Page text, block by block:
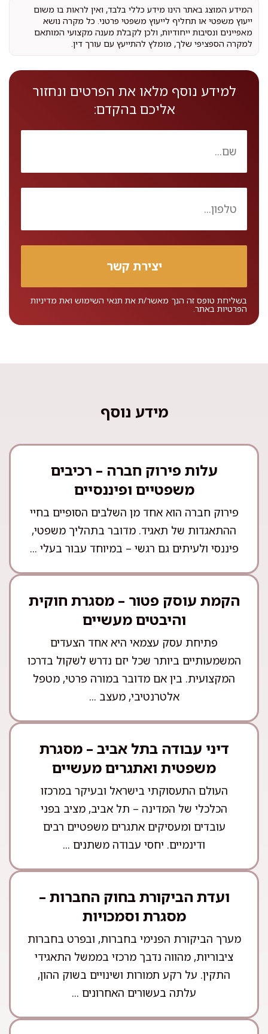
המידע המוצג באתר הינו מידע כללי בלבד, ואין לראות בו משום
ייעוץ משפטי או תחליף לייעוץ משפטי פרטני. כל מקרה נושא
מאפיינים ונסיבות ייחודיות, ולכן לקבלת מענה מקצועי המותאם
למקרה הספציפי שלך, מומלץ להתייעץ עם עורך דין.
למידע נוסף מלאו את הפרטים ונחזור
אליכם בהקדם:
בשליחת טופס זה הנך מאשר/ת את תנאי השימוש ואת מדיניות
הפרטיות באתר.
מידע נוסף
עלות פירוק חברה – רכיבים
משפטיים ופיננסיים
פירוק חברה הוא אחד מן השלבים הסופיים בחיי
ההתאגדות של תאגיד. מדובר בתהליך משפטי,
פיננסי ולעיתים גם רגשי – במיוחד עבור בעלי ...
הקמת עוסק פטור – מסגרת חוקית
והיבטים מעשיים
פתיחת עסק עצמאי היא אחד הצעדים
המשמעותיים ביותר שכל יזם נדרש לשקול בדרכו
המקצועית. בין אם מדובר במורה פרטי, מטפל
אלטרנטיבי, מעצב ...
דיני עבודה בתל אביב – מסגרת
משפטית ואתגרים מעשיים
העולם התעסוקתי בישראל ובעיקר במרכזו
הכלכלי של המדינה – תל אביב, מציב בפני
עובדים ומעסיקים אתגרים משפטיים רבים
ודינמיים. יחסי עבודה משתנים ...
ועדת הביקורת בחוק החברות –
מסגרת וסמכויות
מערך הביקורת הפנימי בחברות, ובפרט בחברות
ציבוריות, מהווה נדבך מרכזי בממשל התאגידי
התקין. על רקע תמורות ושינויים בשוק ההון,
עלתה בעשורים האחרונים ...